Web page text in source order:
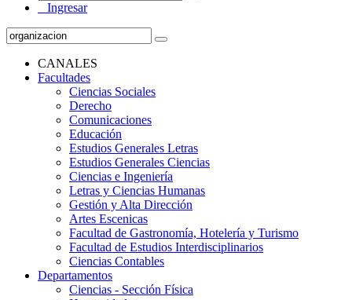
Ingresar
CANALES
Facultades
Ciencias Sociales
Derecho
Comunicaciones
Educación
Estudios Generales Letras
Estudios Generales Ciencias
Ciencias e Ingeniería
Letras y Ciencias Humanas
Gestión y Alta Dirección
Artes Escenicas
Facultad de Gastronomía, Hotelería y Turismo
Facultad de Estudios Interdisciplinarios
Ciencias Contables
Departamentos
Ciencias - Sección Física